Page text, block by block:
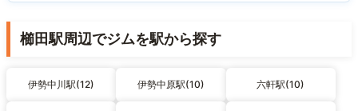
櫛田駅周辺でジムを駅から探す
伊勢中川駅(12) 伊勢中原駅(10) 六軒駅(10)